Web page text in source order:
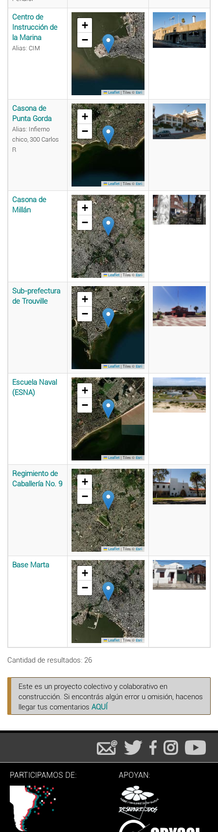
Centro de
Instrucción de
la Marina
Alias: CIM
+
−
Leaflet |Tiles © Esri
Casona de
Punta Gorda
Alias: Infierno
chico, 300 Carlos
R
+
−
Leaflet |Tiles © Esri
Casona de
Millán
+
−
Leaflet |Tiles ©Esri
Sub-prefectura
de Trouville
+
−
Leaflet |Tiles © Esri
Escuela Naval
(ESNA)
+
−
Leaflet |Tiles © Esri
Regimiento de
Caballería No. 9
+
−
Leaflet |Tiles © Esri
Base Marta
+
−
Leaflet |Tiles © Esri
Cantidad de resultados: 26
Este es un proyecto colectivo y colaborativo en
construcción. Si encontrás algún error u omisión, hacenos
llegar tus comentarios AQUÍ
PARTICIPAMOS DE: APOYAN: